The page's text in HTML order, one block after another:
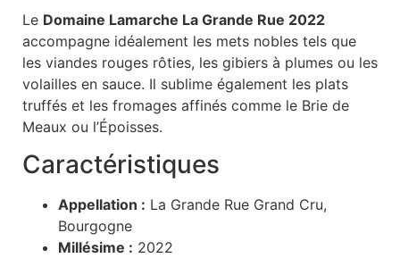
Le Domaine Lamarche La Grande Rue 2022
accompagne idéalement les mets nobles tels que
les viandes rouges rôties, les gibiers à plumes ou les
volailles en sauce. Il sublime également les plats
truffés et les fromages affinés comme le Brie de
Meaux ou l’Époisses.
Caractéristiques
Appellation : La Grande Rue Grand Cru,
Bourgogne
Millésime : 2022